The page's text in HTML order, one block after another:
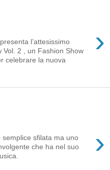
›
l’attesissimo
Vol. 2 , un Fashion Show
celebrare la nuova
›
semplice sfilata ma uno
che ha nel suo